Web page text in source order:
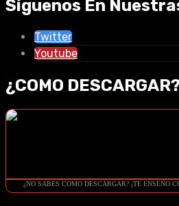
Síguenos En
Twitter
Youtube
¿COMO
¿NO SABES COMO DESCARGAR? ¡TE ENSEÑO